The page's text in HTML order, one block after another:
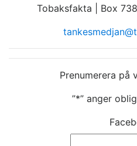
Tobaksfakta | Box
Prenumerera på
”*” anger